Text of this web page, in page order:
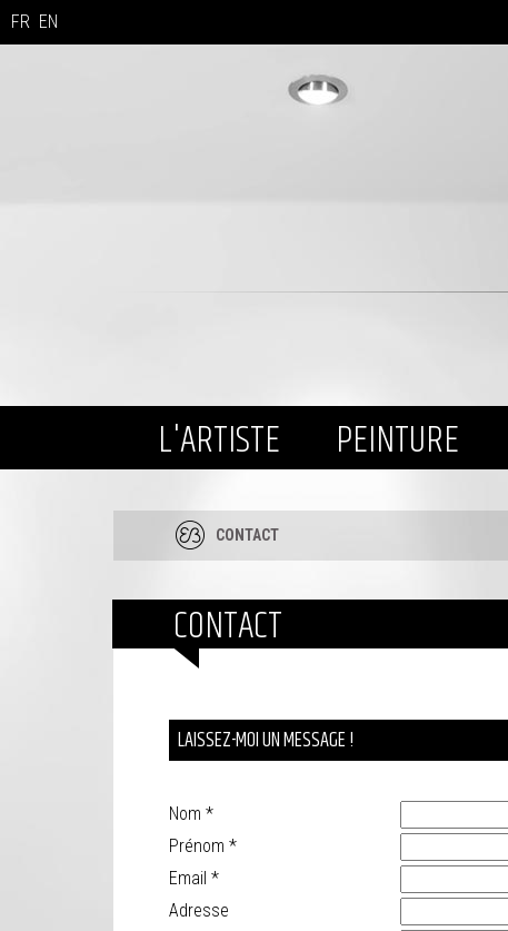
FR EN
L'ARTISTE PEINTURE
CONTACT
CONTACT
LAISSEZ-MOI UN MESSAGE !
Nom *
Prénom *
Email *
Adresse